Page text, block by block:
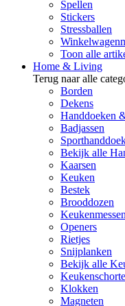
Spellen
Stickers
Stressballen
Toon alle
Home & Living
Terug naar alle
Borden
Dekens
Handdoeken
Badjassen
Bekijk alle
Kaarsen
Keuken
Bestek
Brooddozen
Keukenmessen
Openers
Rietjes
Snijplanken
Bekijk alle
Klokken
Magneten